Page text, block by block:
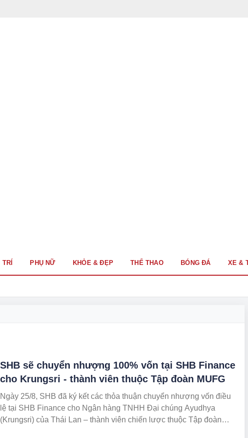
TRÍ PHỤ NỮ KHỎE & ĐẸP THỂ THAO BÓNG ĐÁ XE &
SHB sẽ chuyển nhượng 100% vốn tại SHB Finance
cho Krungsri - thành viên thuộc Tập đoàn MUFG
Ngày 25/8, SHB đã ký kết các thỏa thuận chuyển nhượng vốn điều
lệ tại SHB Finance cho Ngân hàng TNHH Đại chúng Ayudhya
(Krungsri) của Thái Lan – thành viên chiến lược thuộc Tập đoàn